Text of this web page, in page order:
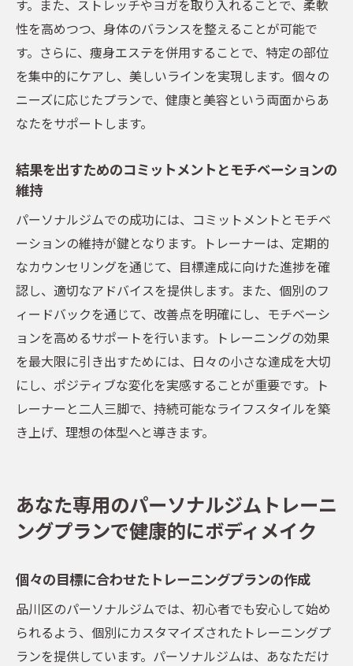
パーソナルジムで実現する生活の質の向上
地域コミュニティとのつながりを活かした
健康促進
パーソナルジムで体の癖や状態に合わせた効果
的サポートを受ける方法
グ
トレーナーが提供する個別サポートの内容
体の状態に合わせたトレーニング方法の提
案
怪我防止のための正しいフォームとテクニ
ック
リハビリテーションとしてのパーソナルト
レーニング
ダイエット初心者が品川区のパーソナルジムで
始めるべき理由とポイント
初心者向けプログラムの内容と特徴
ダイエットの成功をサポートする専門知識
体制
初めての方におすすめのパーソナルジムの
選び方
す。また、ストレッチやヨガを取り入れることで、柔軟
性を高めつつ、身体のバランスを整えることが可能で
す。さらに、痩身エステを併用することで、特定の部位
を集中的にケアし、美しいラインを実現します。個々の
ニーズに応じたプランで、健康と美容という両面からあ
なたをサポートします。
結果を出すためのコミットメントとモチベーションの
維持
パーソナルジムでの成功には、コミットメントとモチベ
ーションの維持が鍵となります。トレーナーは、定期的
なカウンセリングを通じて、目標達成に向けた進捗を確
認し、適切なアドバイスを提供します。また、個別のフ
ィードバックを通じて、改善点を明確にし、モチベーシ
ョンを高めるサポートを行います。トレーニングの効果
を最大限に引き出すためには、日々の小さな達成を大切
にし、ポジティブな変化を実感することが重要です。ト
レーナーと二人三脚で、持続可能なライフスタイルを築
き上げ、理想の体型へと導きます。
あなた専用のパーソナルジムトレーニ
ングプランで健康的にボディメイク
個々の目標に合わせたトレーニングプランの作成
品川区のパーソナルジムでは、初心者でも安心して始め
られるよう、個別にカスタマイズされたトレーニングプ
ランを提供しています。パーソナルジムは、あなただけ